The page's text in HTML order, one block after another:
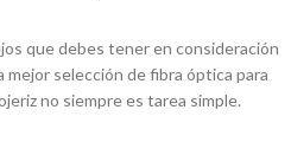
que debes tener en consideración
mejor selección de fibra óptica para
no siempre es tarea simple.